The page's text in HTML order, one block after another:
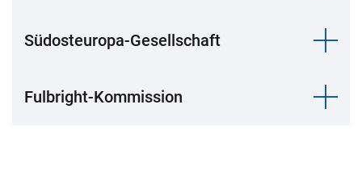
Südosteuropa-Gesellschaft
Fulbright-Kommission